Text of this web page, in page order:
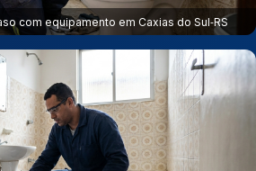
com equipamento em Caxias do Sul‑RS